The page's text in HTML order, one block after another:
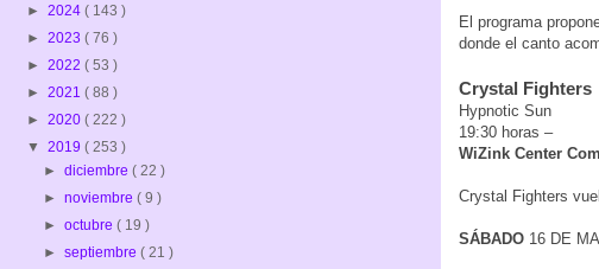
El programa
donde el canto
Crystal Fighters
Hypnotic Sun
19:30 horas –
WiZink Center
Crystal Fighters
SÁBADO 16 DE
► 2024 ( 143 )
► 2023 ( 76 )
► 2022 ( 53 )
► 2021 ( 88 )
► 2020 ( 222 )
▼ 2019 ( 253 )
►diciembre( 22 )
►noviembre( 9 )
►octubre( 19 )
►septiembre( 21 )